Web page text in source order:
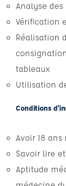
Analyse
Vérification
Réalisation
tableaux
Utilisation
Conditions
Avoir 18
Savoir lire
Aptitude